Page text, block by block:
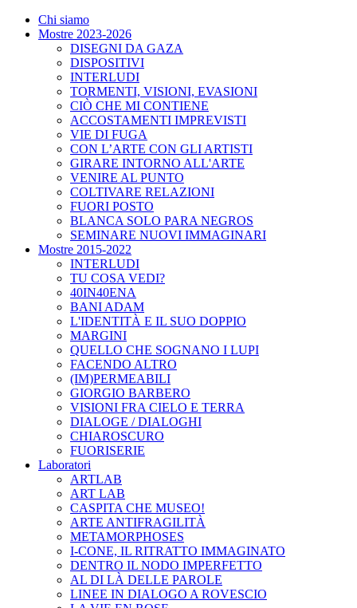
Chi siamo
Mostre 2023-2026
DISEGNI DA GAZA
DISPOSITIVI
INTERLUDI
TORMENTI, VISIONI, EVASIONI
CIÒ CHE MI CONTIENE
ACCOSTAMENTI IMPREVISTI
VIE DI FUGA
CON L’ARTE CON GLI ARTISTI
GIRARE INTORNO ALL'ARTE
VENIRE AL PUNTO
COLTIVARE RELAZIONI
FUORI POSTO
BLANCA SOLO PARA NEGROS
SEMINARE NUOVI IMMAGINARI
Mostre 2015-2022
INTERLUDI
TU COSA VEDI?
40IN40ENA
BANI ADAM
L'IDENTITÀ E IL SUO DOPPIO
MARGINI
QUELLO CHE SOGNANO I LUPI
FACENDO ALTRO
(IM)PERMEABILI
GIORGIO BARBERO
VISIONI FRA CIELO E TERRA
DIALOGE / DIALOGHI
CHIAROSCURO
FUORISERIE
Laboratori
ARTLAB
ART LAB
CASPITA CHE MUSEO!
ARTE ANTIFRAGILITÀ
METAMORPHOSES
I-CONE, IL RITRATTO IMMAGINATO
DENTRO IL NODO IMPERFETTO
AL DI LÀ DELLE PAROLE
LINEE IN DIALOGO A ROVESCIO